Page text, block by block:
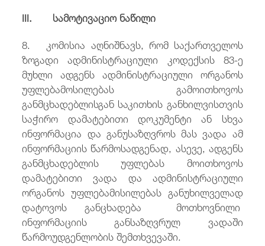
III. სამოტივაციო ნაწილი
8. კომისია აღნიშნავს, რომ საქართველოს
ზოგადი ადმინისტრაციული კოდექსის 83-ე
მუხლი ადგენს ადმინისტრაციული ორგანოს
უფლებამოსილებას გამოითხოვოს
განმცხადებლისგან საკითხის განხილვისთვის
საჭირო დამატებითი დოკუმენტი ან სხვა
ინფორმაცია და განუსაზღვროს მას ვადა ამ
ინფორმაციის წარმოსადგენად, ასევე, ადგენს
განმცხადებლის უფლებას მოითხოვოს
დამატებითი ვადა და ადმინისტრაციული
ორგანოს უფლებამისილებას განუხილველად
დატოვოს განცხადება მოთხოვნილი
ინფორმაციის განსაზღვრულ ვადაში
წარმოუდგენლობის შემთხვევაში.